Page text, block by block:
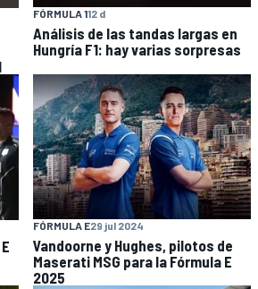
FÓRMULA 112 d
Análisis de las tandas largas en
Hungría F1: hay varias sorpresas
FÓRMULA E29 jul 2024
Vandoorne y Hughes, pilotos de
Maserati MSG para la Fórmula E
2025